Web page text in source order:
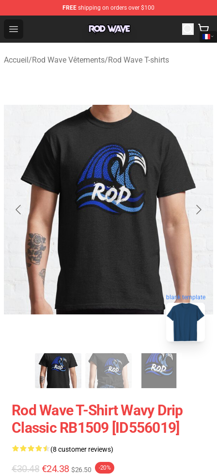
FREE shipping on orders over $100
Open menu
Rod Wave Shop - Official Rod Wave Merchandise Store
Accueil/Rod Wave Vêtements/Rod Wave T-shirts
blank template
Rod Wave T-Shirt Wavy Drip
Classic RB1509 [ID556019]
(8 customer reviews)
€30.48 €24.38 $26.50 -20%